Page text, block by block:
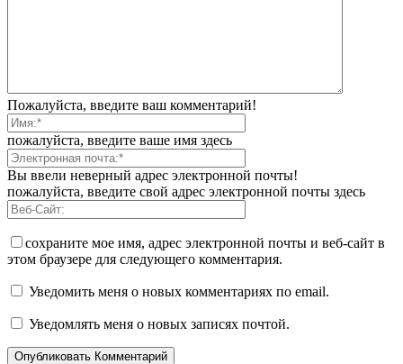
Пожалуйста, введите ваш комментарий!
пожалуйста, введите ваше имя здесь
Вы ввели неверный адрес электронной почты!
пожалуйста, введите свой адрес электронной почты здесь
сохраните мое имя, адрес электронной почты и веб-сайт в
этом браузере для следующего комментария.
Уведомить меня о новых комментариях по email.
Уведомлять меня о новых записях почтой.